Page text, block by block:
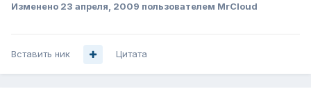
Изменено 23 апреля, 2009 пользователем MrCloud
Вставить ник Цитата